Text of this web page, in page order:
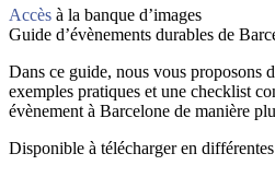
Accès à la banque d’images
Guide d’évènements durables de
Dans ce guide, nous vous proposons
exemples pratiques et une checklist
évènement à Barcelone de manière
Disponible à télécharger en